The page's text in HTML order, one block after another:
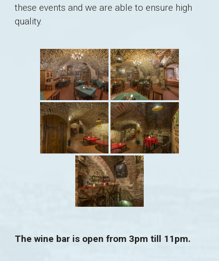
these events and we are able to ensure high
quality.
The wine bar is open from 3pm till 11pm.